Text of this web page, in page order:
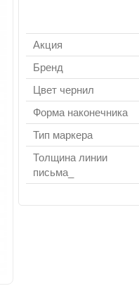
Акция
Бренд
Цвет чернил
Форма наконечника
Тип маркера
Толщина линии
письма_